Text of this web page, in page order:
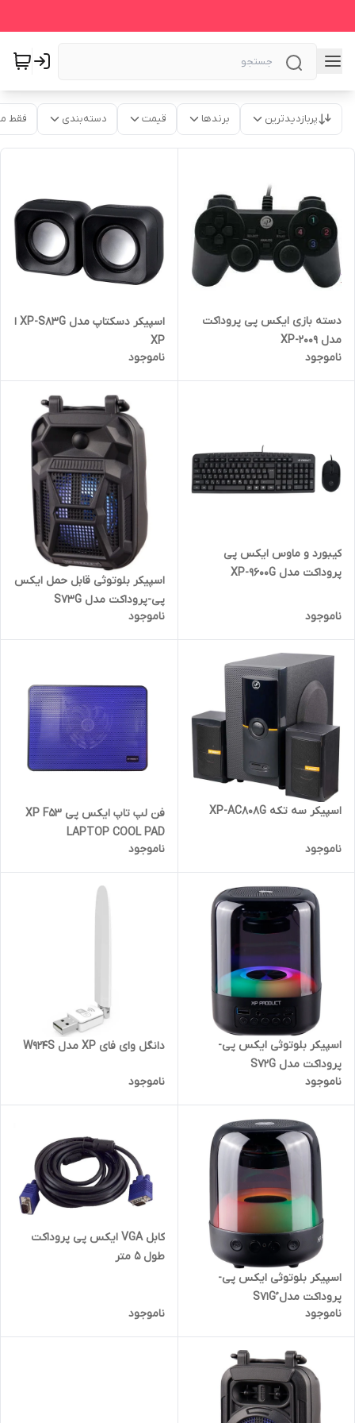
پربازدیدترین برندها قیمت دسته‌بندی فقط
دسته بازی ایکس پی پروداکت
مدل XP-2009
ناموجود
اسپیکر دسکتاپ مدل XP-S83G ا
XP
ناموجود
کیبورد و ماوس ایکس پی
پروداکت مدل XP-9600G
ناموجود
اسپیکر بلوتوثی قابل حمل ایکس
پی-پروداکت مدل S73G
ناموجود
اسپیکر سه تکه XP-AC808G
ناموجود
فن لپ تاپ ایکس پی XP F53
LAPTOP COOL PAD
ناموجود
اسپیکر بلوتوثی ایکس پی-
پروداکت مدل S72G
ناموجود
دانگل وای فای XP مدل W924S
ناموجود
اسپیکر بلوتوثی ایکس پی-
پروداکت مدل ُS71G
ناموجود
کابل VGA ایکس پی پروداکت
طول 5 متر
ناموجود